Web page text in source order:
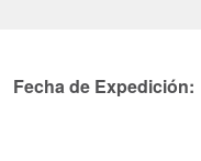
Fecha de Expedición